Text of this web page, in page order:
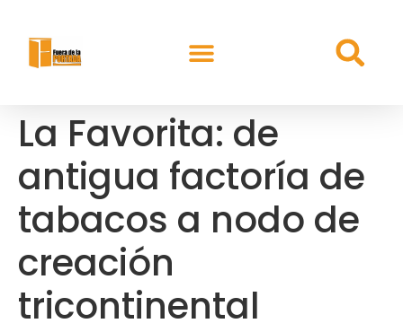
La Favorita: de
antigua factoría de
tabacos a nodo de
creación
tricontinental